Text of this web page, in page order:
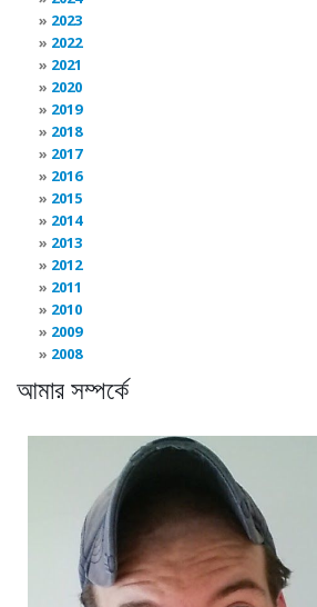
2023
2022
2021
2020
2019
2018
2017
2016
2015
2014
2013
2012
2011
2010
2009
2008
আমার সম্পর্কে